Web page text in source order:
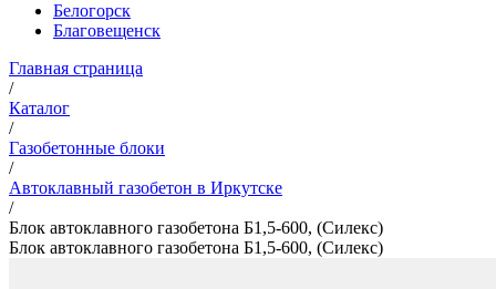
Белогорск
Благовещенск
Главная страница
/
Каталог
/
Газобетонные блоки
/
Автоклавный газобетон в Иркутске
/
Блок автоклавного газобетона Б1,5-600, (Силекс)
Блок автоклавного газобетона Б1,5-600, (Силекс)